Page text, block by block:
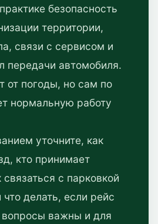
безопасность
территории,
связи с сервисом и
передачи автомобиля.
от погоды, но сам по
нормальную работу
уточните, как
кто принимает
с парковкой
делать, если рейс
важны и для